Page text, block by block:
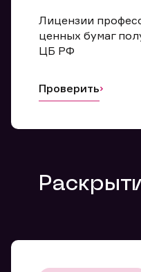
Лицензии
ценных бумаг
ЦБ РФ
Проверить